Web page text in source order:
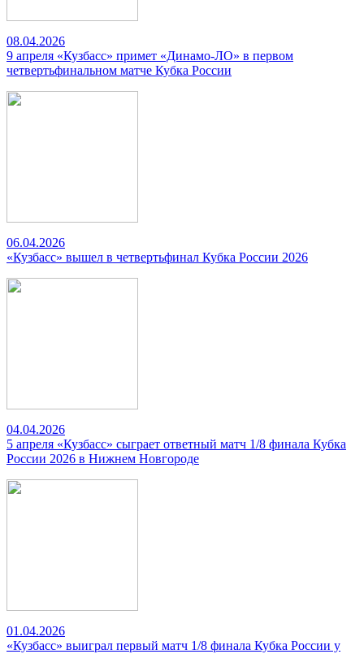
08.04.2026
9 апреля «Кузбасс» примет «Динамо-ЛО» в первом
четвертьфинальном матче Кубка России
06.04.2026
«Кузбасс» вышел в четвертьфинал Кубка России 2026
04.04.2026
5 апреля «Кузбасс» сыграет ответный матч 1/8 финала Кубка
России 2026 в Нижнем Новгороде
01.04.2026
«Кузбасс» выиграл первый матч 1/8 финала Кубка России у